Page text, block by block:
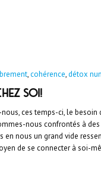
,cohérence,détox
soi!
ces temps-ci, le besoin
nous confrontés à des
en nous un grand vide
de se connecter à soi-